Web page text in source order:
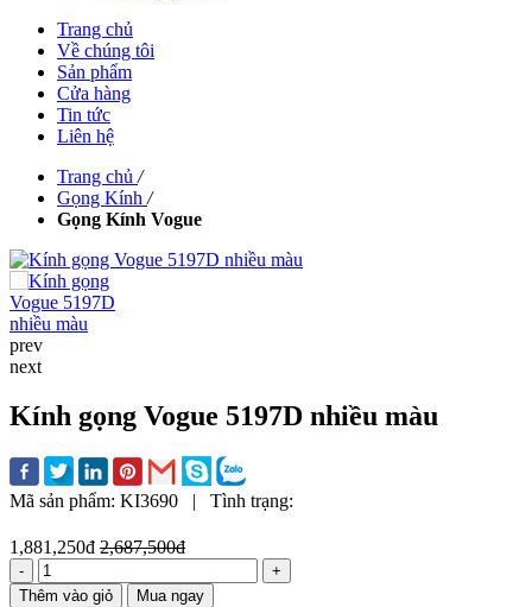
Trang chủ
Về chúng tôi
Sản phẩm
Cửa hàng
Tin tức
Liên hệ
Trang chủ /
Gọng Kính /
Gọng Kính Vogue
prev
next
Kính gọng Vogue 5197D nhiều màu
Mã sản phẩm: KI3690 | Tình trạng:
1,881,250đ 2,687,500đ
-
+
Thêm vào giỏ
Mua ngay